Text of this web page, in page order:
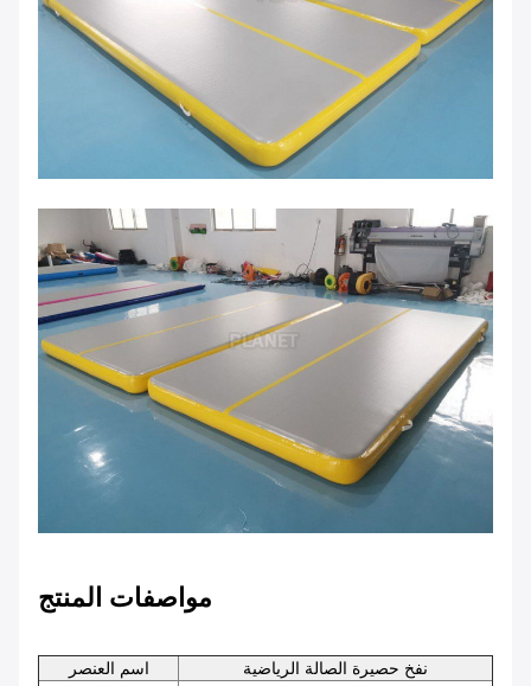
مواصفات المنتج
اسم العنصر
نفخ حصيرة الصالة الرياضية